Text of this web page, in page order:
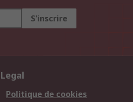
S'inscrire
Legal
Politique de cookies